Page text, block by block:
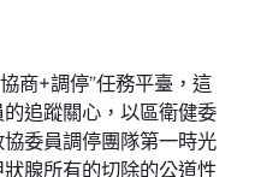
商+調停”任務平臺，這
追蹤關心，以區衛健委
委員調停團隊第一時光
腺所有的切除的公道性